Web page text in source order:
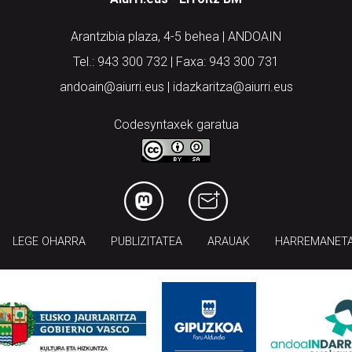
Arantzibia plaza, 4-5 behea | ANDOAIN
Tel.: 943 300 732 | Faxa: 943 300 731
andoain@aiurri.eus | idazkaritza@aiurri.eus
Codesyntaxek garatua
LEGE OHARRA PUBLIZITATEA ARAUAK